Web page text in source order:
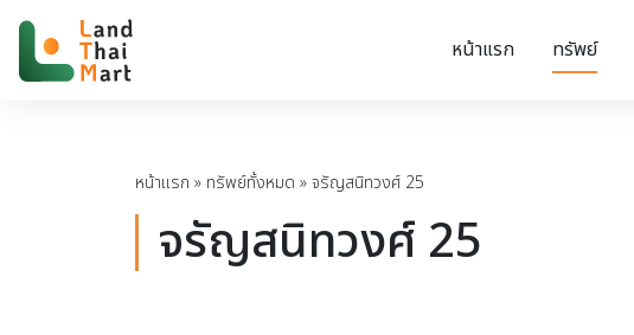
หน้าแรก ทรัพย์
หน้าแรก » ทรัพย์ทั้งหมด »จรัญสนิทวงศ์ 25
จรัญสนิทวงศ์ 25